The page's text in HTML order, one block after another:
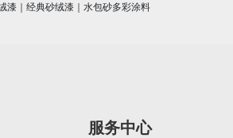
漆｜经典砂绒漆｜水包砂多彩涂料
服务中心